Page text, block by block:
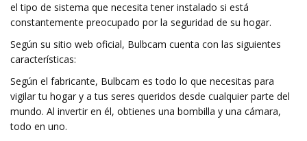
el tipo de sistema que necesita tener instalado si está
constantemente preocupado por la seguridad de su hogar.
Según su sitio web oficial, Bulbcam cuenta con las siguientes
características:
Según el fabricante, Bulbcam es todo lo que necesitas para
vigilar tu hogar y a tus seres queridos desde cualquier parte del
mundo. Al invertir en él, obtienes una bombilla y una cámara,
todo en uno.